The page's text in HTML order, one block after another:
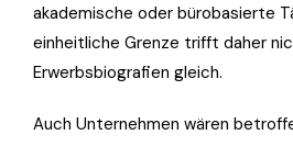
akademische oder bürobasierte
einheitliche Grenze trifft daher
Erwerbsbiografien gleich.
Auch Unternehmen wären